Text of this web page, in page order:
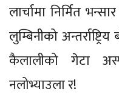
लार्चामा निर्मित
लुम्बिनीको
कैलालीको गेटा
नलोभ्याउला र!